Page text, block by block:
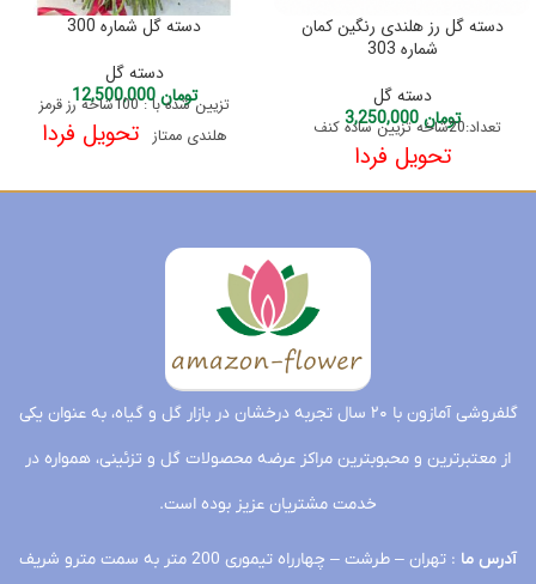
دسته گل رز هلندی رنگین کمان
شماره 303
دسته گل
تومان3,250,000 تعداد:20شاخه تزیین ساده کنف
تحویل فردا
دسته گل شماره 300
دسته گل
تومان12,500,000
تزیین شده با : 100شاخه رز قرمز
هلندی ممتازتحویل فردا
گلفروشی آمازون با ۲۰ سال تجربه درخشان در بازار گل و گیاه، به عنوان یکی
از معتبرترین و محبوبترین مراکز عرضه محصولات گل و تزئینی، همواره در
خدمت مشتریان عزیز بوده است.
آدرس ما
: تهران – طرشت – چهارراه تیموری 200 متر به سمت مترو شریف